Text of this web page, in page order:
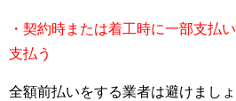
・契約時または着工時に一部支払
支払う
全額前払いをする業者は避けましょ